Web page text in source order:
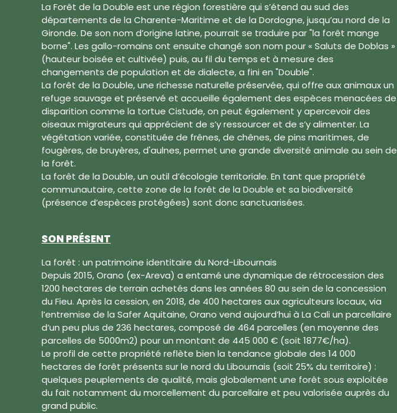
La Forêt de la Double est une région forestière qui s’étend au sud des
départements de la Charente-Maritime et de la Dordogne, jusqu’au nord de la
Gironde. De son nom d’origine latine, pourrait se traduire par "la forêt mange
borne". Les gallo-romains ont ensuite changé son nom pour « Saluts de Doblas »
(hauteur boisée et cultivée) puis, au fil du temps et à mesure des
changements de population et de dialecte, a fini en "Double".
La forêt de la Double, une richesse naturelle préservée, qui offre aux animaux un
refuge sauvage et préservé et accueille également des espèces menacées de
disparition comme la tortue Cistude, on peut également y apercevoir des
oiseaux migrateurs qui apprécient de s’y ressourcer et de s’y alimenter. La
végétation variée, constituée de frênes, de chênes, de pins maritimes, de
fougères, de bruyères, d'aulnes, permet une grande diversité animale au sein de
la forêt.
La forêt de la Double, un outil d’écologie territoriale. En tant que propriété
communautaire, cette zone de la forêt de la Double et sa biodiversité
(présence d’espèces protégées) sont donc sanctuarisées.
SON PRÉSENT
La forêt : un patrimoine identitaire du Nord-Libournais
Depuis 2015, Orano (ex-Areva) a entamé une dynamique de rétrocession des
1200 hectares de terrain achetés dans les années 80 au sein de la concession
du Fieu. Après la cession, en 2018, de 400 hectares aux agriculteurs locaux, via
l’entremise de la Safer Aquitaine, Orano vend aujourd’hui à La Cali un parcellaire
d’un peu plus de 236 hectares, composé de 464 parcelles (en moyenne des
parcelles de 5000m2) pour un montant de 445 000 € (soit 1877€/ha).
Le profil de cette propriété reflète bien la tendance globale des 14 000
hectares de forêt présents sur le nord du Libournais (soit 25% du territoire) :
quelques peuplements de qualité, mais globalement une forêt sous exploitée
du fait notamment du morcellement du parcellaire et peu valorisée auprès du
grand public.